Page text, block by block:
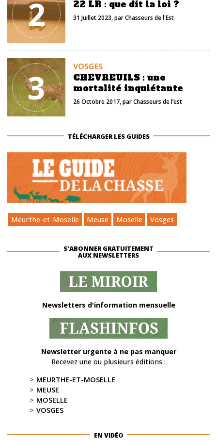
2 22 LR : que dit la loi ?
31 Juillet 2023, parChasseurs de l'Est
3 VOSGES
CHEVREUILS : une
mortalité inquiétante
26 Octobre 2017, parChasseurs de l’est
TÉLÉCHARGER LES GUIDES
Meurthe-et-Moselle Meuse Moselle Vosges
S'ABONNER GRATUITEMENT
AUX NEWSLETTERS
Newsletters d'information mensuelle
Newsletter urgente à ne pas manquer
Recevez une ou plusieurs éditions :
MEURTHE-ET-MOSELLE
MEUSE
MOSELLE
VOSGES
EN VIDÉO